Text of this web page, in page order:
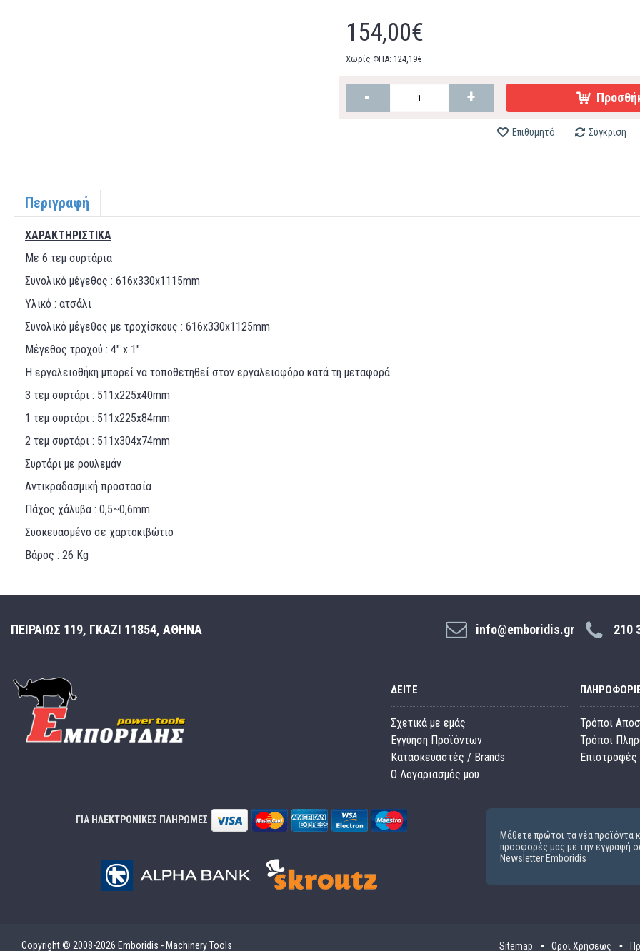
154,00€
Χωρίς ΦΠΑ: 124,19€
- +
Επιθυμητό Σύγκριση
Περιγραφή
ΧΑΡΑΚΤΗΡΙΣΤΙΚΑ
Με 6 τεμ συρτάρια
Συνολικό μέγεθος : 616x330x1115mm
Υλικό : ατσάλι
Συνολικό μέγεθος με τροχίσκους : 616x330x1125mm
Μέγεθος τροχού : 4" x 1"
Η εργαλειοθήκη μπορεί να τοποθετηθεί στον εργαλειοφόρο κατά τη μεταφορά
3 τεμ συρτάρι : 511x225x40mm
1 τεμ συρτάρι : 511x225x84mm
2 τεμ συρτάρι : 511x304x74mm
Συρτάρι με ρουλεμάν
Αντικραδασμική προστασία
Πάχος χάλυβα : 0,5~0,6mm
Συσκευασμένο σε χαρτοκιβώτιο
Βάρος : 26 Kg
ΠΕΙΡΑΙΩΣ 119, ΓΚΑΖΙ 11854, ΑΘΗΝΑ info@emboridis.gr 210
ΔΕΊΤΕ
Σχετικά με εμάς
Εγγύηση Προϊόντων
Κατασκευαστές / Brands
O Λογαριασμός μου
Τρόποι
Τρόποι
ΓΙΑ ΗΛΕΚΤΡΟΝΙΚΕΣ ΠΛΗΡΩΜΕΣ
Μάθετε πρώτοι τα νέα προϊόντα
προσφορές μας με την εγγραφή
Newsletter Emboridis
Copyright © 2008-2026 Emboridis - Machinery Tools Sitemap Οροι Χρήσεως